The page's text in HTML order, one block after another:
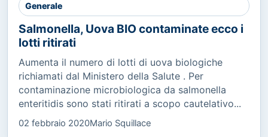
Generale
Salmonella, Uova BIO contaminate ecco i
lotti ritirati
Aumenta il numero di lotti di uova biologiche
richiamati dal Ministero della Salute . Per
contaminazione microbiologica da salmonella
enteritidis sono stati ritirati a scopo cautelativo...
02 febbraio 2020Mario Squillace